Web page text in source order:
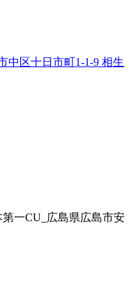
中区十日市町1-1-9 相生
一CU_広島県広島市安